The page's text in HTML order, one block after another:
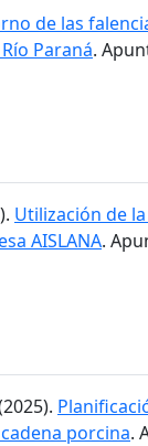
de las
Paraná.
Utilización de
AISLANA.
porcina.